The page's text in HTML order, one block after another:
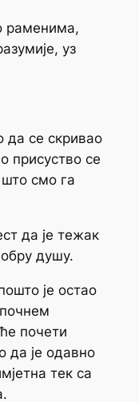
раменима,
уз
да се скривао
присуство се
смо га
да је тежак
душу.
је остао
почети
да је одавно
тек са